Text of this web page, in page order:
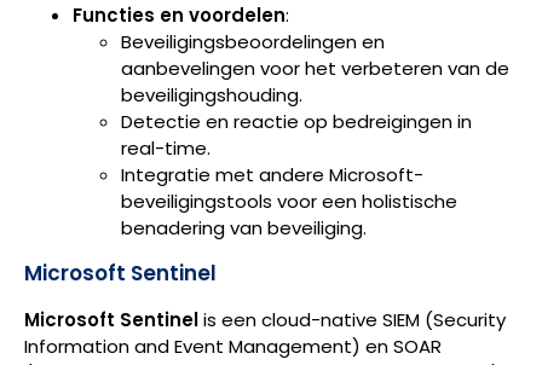
Functies en voordelen:
Beveiligingsbeoordelingen en
aanbevelingen voor het verbeteren van de
beveiligingshouding.
Detectie en reactie op bedreigingen in
real-time.
Integratie met andere Microsoft-
beveiligingstools voor een holistische
benadering van beveiliging.
Microsoft Sentinel
Microsoft Sentinelis een cloud-native SIEM (Security
Information and Event Management) en SOAR